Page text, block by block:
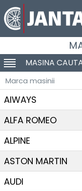
SCHIMBA NAVIGAREA
MASINA
Marca masinii
AIWAYS
ALFA ROMEO
ALPINE
ASTON MARTIN
AUDI